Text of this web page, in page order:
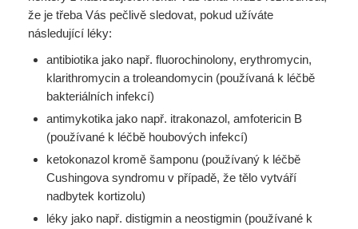
že je třeba Vás pečlivě sledovat, pokud užíváte
následující léky:
antibiotika jako např. fluorochinolony, erythromycin,
klarithromycin a troleandomycin (používaná k léčbě
bakteriálních infekcí)
antimykotika jako např. itrakonazol, amfotericin B
(používané k léčbě houbových infekcí)
ketokonazol kromě šamponu (používaný k léčbě
Cushingova syndromu v případě, že tělo vytváří
nadbytek kortizolu)
léky jako např. distigmin a neostigmin (používané k